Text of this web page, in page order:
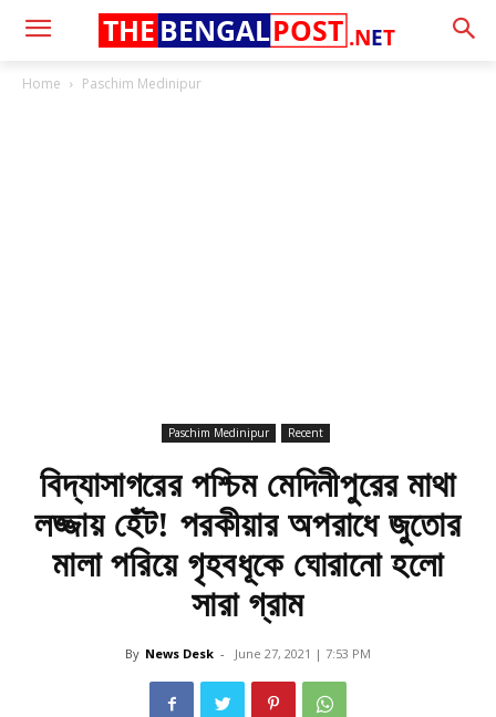
.NET
THE BENGALPOST
Home Paschim Medinipur
Paschim Medinipur Recent
বিদ্যাসাগরের পশ্চিম মেদিনীপুরের মাথা
লজ্জায় হেঁট! পরকীয়ার অপরাধে জুতোর
মালা পরিয়ে গৃহবধূকে ঘোরানো হলো
সারা গ্রাম
By News Desk - June 27, 2021 | 7:53 PM